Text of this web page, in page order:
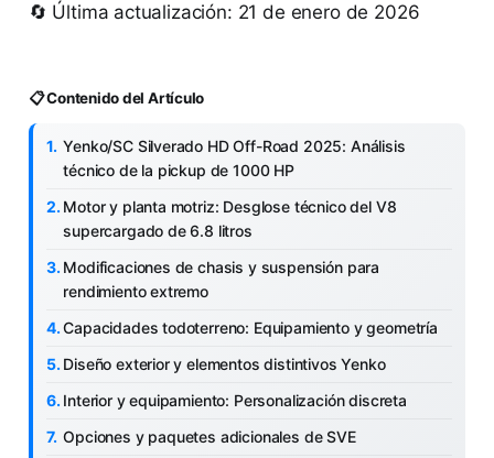
🔄 Última actualización: 21 de enero de 2026
📋 Contenido del Artículo
Yenko/SC Silverado HD Off-Road 2025: Análisis
técnico de la pickup de 1000 HP
Motor y planta motriz: Desglose técnico del V8
supercargado de 6.8 litros
Modificaciones de chasis y suspensión para
rendimiento extremo
Capacidades todoterreno: Equipamiento y geometría
Diseño exterior y elementos distintivos Yenko
Interior y equipamiento: Personalización discreta
Opciones y paquetes adicionales de SVE